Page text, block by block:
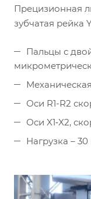
Прецизионная
зубчатая рейка
Пальцы с
Оси R1-R2
Оси X1‐X2,
Нагрузка –